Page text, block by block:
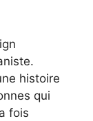
histoire
qui
fois